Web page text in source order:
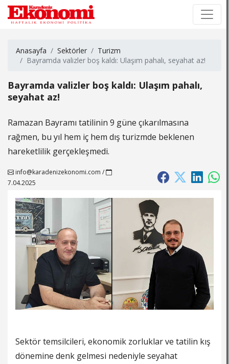
Anasayfa Sektörler
Turizm
Bayramda valizler boş kaldı: Ulaşım pahalı, seyahat az!
Bayramda valizler boş kaldı: Ulaşım pahalı,
seyahat az!
Ramazan Bayramı tatilinin 9 güne çıkarılmasına
rağmen, bu yıl hem iç hem dış turizmde beklenen
hareketlilik gerçekleşmedi.
info@karadenizekonomi.com /
7.04.2025
Sektör temsilcileri, ekonomik zorluklar ve tatilin kış
dönemine denk gelmesi nedeniyle seyahat
×
×